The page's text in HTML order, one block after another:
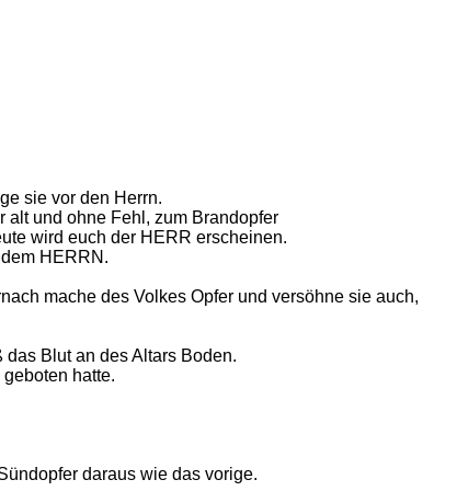
sie vor den Herrn.
alt und ohne Fehl, zum Brandopfer
wird euch der HERR erscheinen.
HERRN.
mache des Volkes Opfer und versöhne sie auch,
Blut an des Altars Boden.
hatte.
daraus wie das vorige.